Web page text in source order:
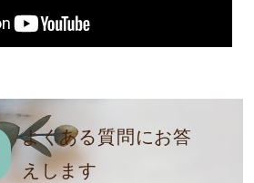
よくある質問にお答
えします